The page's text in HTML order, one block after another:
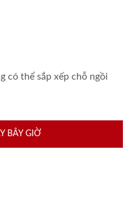
có thể sắp xếp chỗ ngồi
BÂY GIỜ